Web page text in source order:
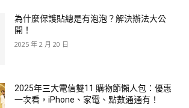
為什麼保護貼總是有泡泡？解決辦法大公
開！
2025 年 2 月 20 日
2025年三大電信雙11 購物節懶人包：優惠
一次看，iPhone、家電、點數通通有！